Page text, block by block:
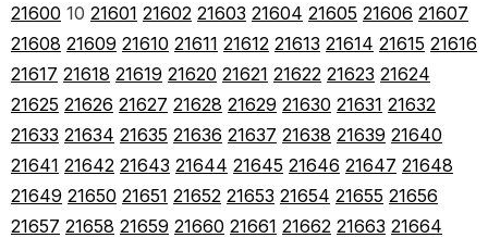
21600 10 21601 21602 21603 21604 21605 21606 21607
21608 21609 21610 21611 21612 21613 21614 21615 21616
21617 21618 21619 21620 21621 21622 21623 21624
21625 21626 21627 21628 21629 21630 21631 21632
21633 21634 21635 21636 21637 21638 21639 21640
21641 21642 21643 21644 21645 21646 21647 21648
21649 21650 21651 21652 21653 21654 21655 21656
21657 21658 21659 21660 21661 21662 21663 21664